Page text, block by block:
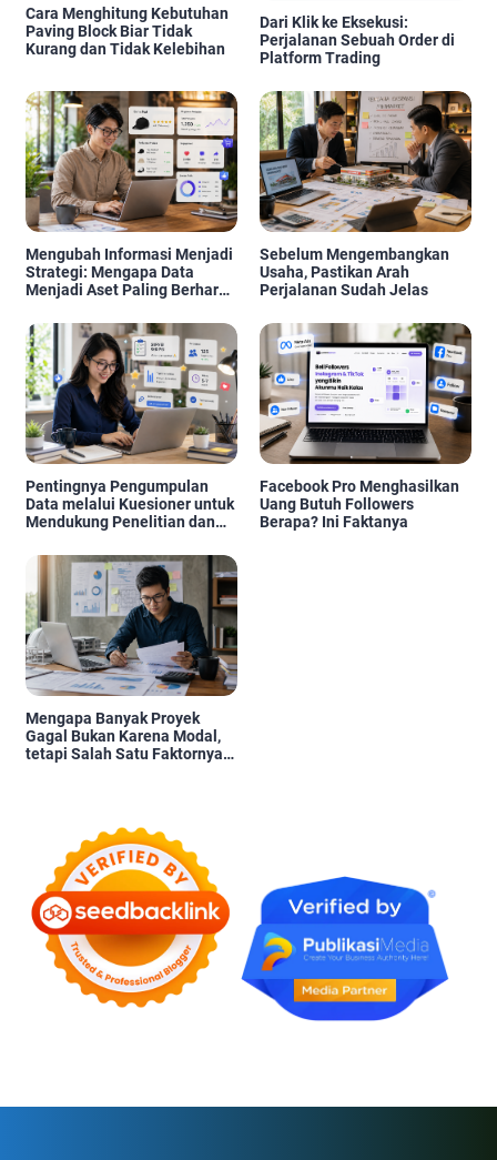
Cara Menghitung Kebutuhan
Paving Block Biar Tidak
Kurang dan Tidak Kelebihan
Dari Klik ke Eksekusi:
Perjalanan Sebuah Order di
Platform Trading
Mengubah Informasi Menjadi
Strategi: Mengapa Data
Menjadi Aset Paling Berharga
Sebelum Mengembangkan
Usaha, Pastikan Arah
Perjalanan Sudah Jelas
Pentingnya Pengumpulan
Data melalui Kuesioner untuk
Mendukung Penelitian dan
Facebook Pro Menghasilkan
Uang Butuh Followers
Berapa? Ini Faktanya
Mengapa Banyak Proyek
Gagal Bukan Karena Modal,
tetapi Salah Satu Faktornya